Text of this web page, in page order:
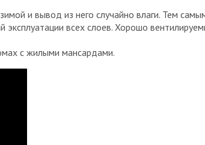
и вывод из него случайно влаги. Тем
всех слоев. Хорошо
с жилыми мансардами.